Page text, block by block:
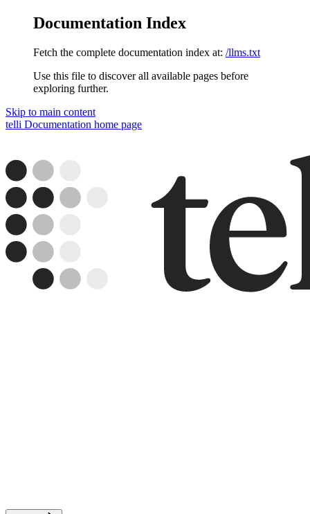
Documentation Index
Fetch the complete documentation index at: /llms.txt
Use this file to discover all available pages before
exploring further.
Skip to main content
telli Documentation home page